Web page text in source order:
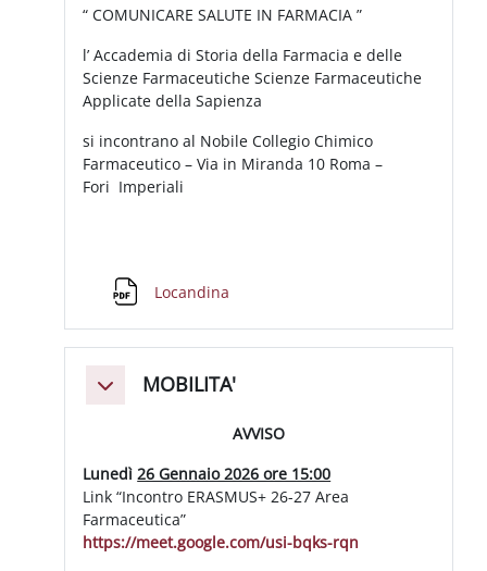
“ COMUNICARE SALUTE IN FARMACIA ”
l’ Accademia di Storia della Farmacia e delle
Scienze FarmaceuticheScienze Farmaceutiche
Applicate della Sapienza
si incontrano al Nobile Collegio Chimico
Farmaceutico – Via in Miranda 10 Roma –
Fori Imperiali
Locandina
MinimizzaMOBILITA'
AVVISO
Lunedì 26 Gennaio 2026 ore 15:00
Link “Incontro ERASMUS+ 26-27 Area
Farmaceutica”
https://meet.google.com/usi-bqks-rqn